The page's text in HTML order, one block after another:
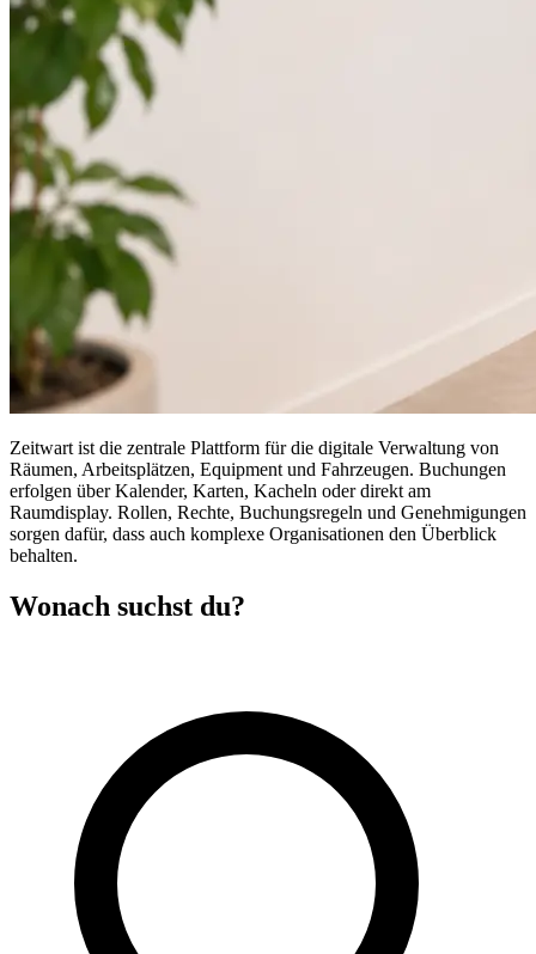
Zeitwart ist die zentrale Plattform für die digitale Verwaltung von
Räumen, Arbeitsplätzen, Equipment und Fahrzeugen. Buchungen
erfolgen über Kalender, Karten, Kacheln oder direkt am
Raumdisplay. Rollen, Rechte, Buchungsregeln und Genehmigungen
sorgen dafür, dass auch komplexe Organisationen den Überblick
behalten.
Wonach suchst du?